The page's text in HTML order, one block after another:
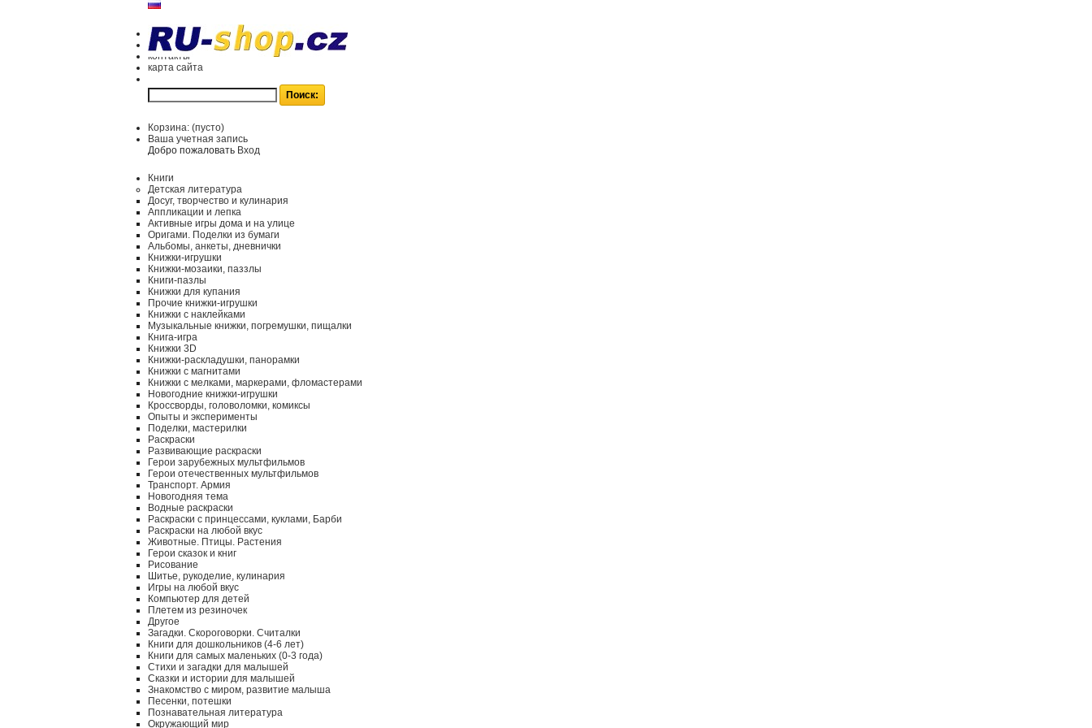
контакты
карта сайта
Корзина: (пусто)
Ваша учетная запись
Добро пожаловать Вход
Книги
Детская литература
Досуг, творчество и кулинария
Аппликации и лепка
Активные игры дома и на улице
Оригами. Поделки из бумаги
Альбомы, анкеты, дневнички
Книжки-игрушки
Книжки-мозаики, паззлы
Книги-пазлы
Книжки для купания
Прочие книжки-игрушки
Книжки с наклейками
Музыкальные книжки, погремушки, пищалки
Книга-игра
Книжки 3D
Книжки-раскладушки, панорамки
Книжки с магнитами
Книжки с мелками, маркерами, фломастерами
Новогодние книжки-игрушки
Кроссворды, головоломки, комиксы
Опыты и эксперименты
Поделки, мастерилки
Раскраски
Развивающие раскраски
Герои зарубежных мультфильмов
Герои отечественных мультфильмов
Транспорт. Армия
Новогодняя тема
Водные раскраски
Раскраски с принцессами, куклами, Барби
Раскраски на любой вкус
Животные. Птицы. Растения
Герои сказок и книг
Рисование
Шитье, рукоделие, кулинария
Игры на любой вкус
Компьютер для детей
Плетем из резиночек
Другое
Загадки. Скороговорки. Считалки
Книги для дошкольников (4-6 лет)
Книги для самых маленьких (0-3 года)
Стихи и загадки для малышей
Сказки и истории для малышей
Знакомство с миром, развитие малыша
Песенки, потешки
Познавательная литература
Окружающий мир